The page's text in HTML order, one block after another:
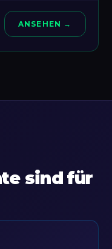
ANSEHEN →
sind für